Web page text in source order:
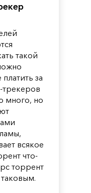
такой
за
трекеров
много, но
всякое
что-
торрент